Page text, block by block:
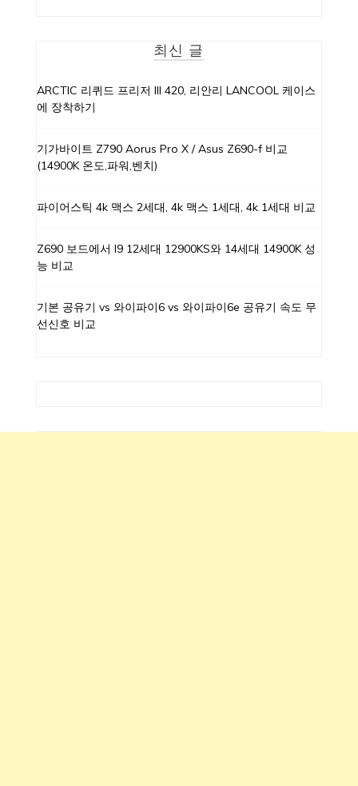
최신 글
ARCTIC 리퀴드 프리저 III 420, 리안리 LANCOOL 케이스
에 장착하기
기가바이트 Z790 Aorus Pro X / Asus Z690-f 비교
(14900K 온도,파워,벤치)
파이어스틱 4k 맥스 2세대, 4k 맥스 1세대, 4k 1세대 비교
Z690 보드에서 I9 12세대 12900KS와 14세대 14900K 성
능 비교
기본 공유기 vs 와이파이6 vs 와이파이6e 공유기 속도 무
선신호 비교